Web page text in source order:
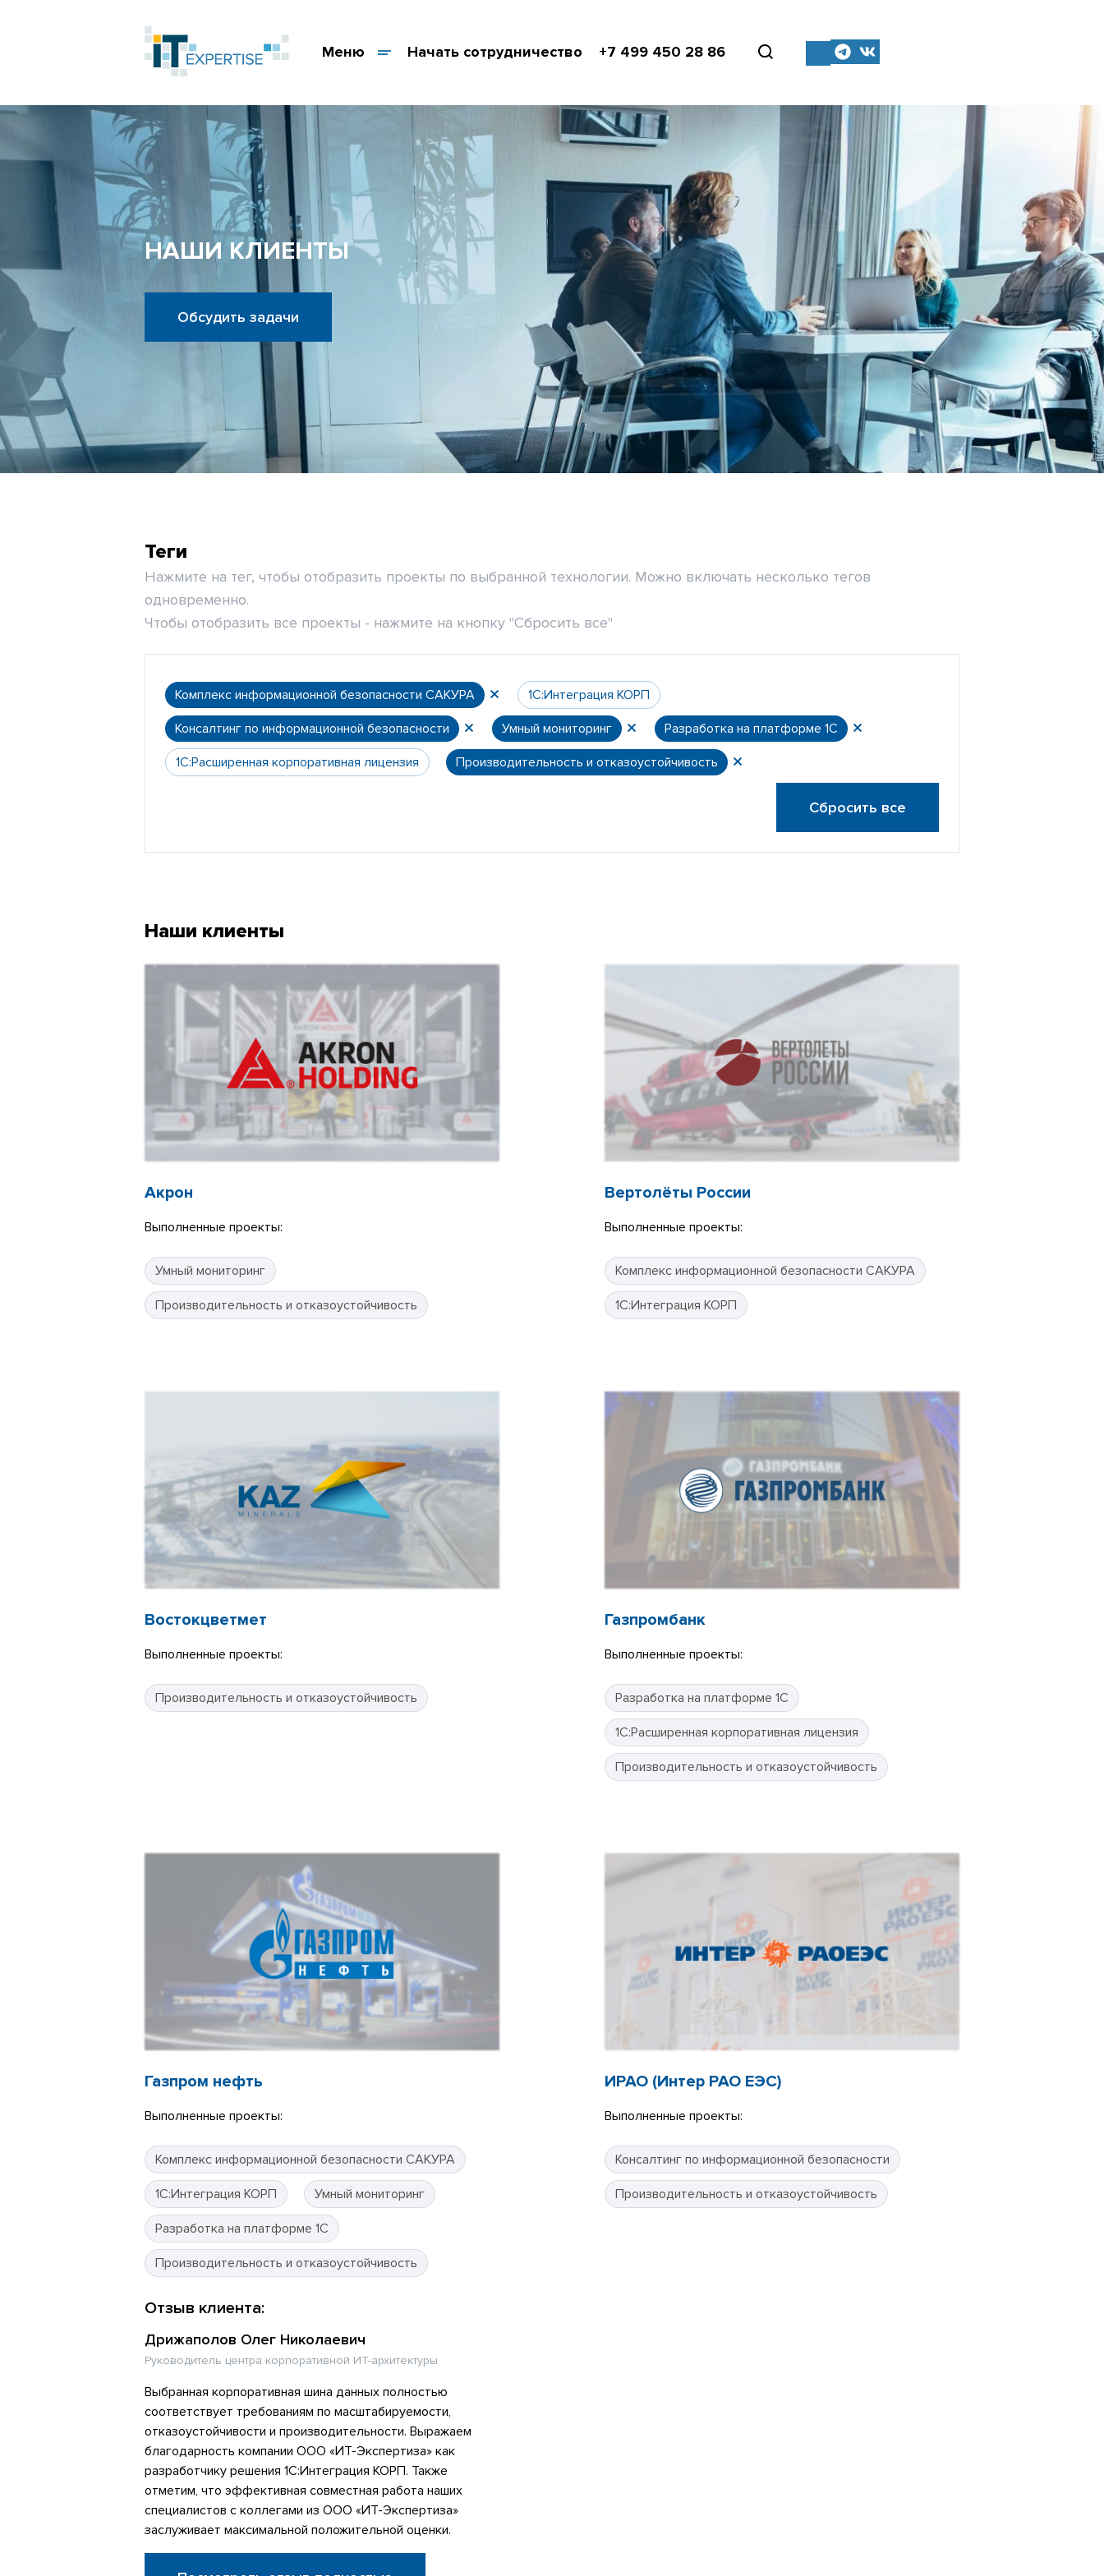
Меню Начать сотрудничество +7 499 450 28 86
НАШИ КЛИЕНТЫ
Обсудить задачи
Теги
Нажмите на тег, чтобы отобразить проекты по выбранной технологии. Можно включать несколько тегов
одновременно.
Чтобы отобразить все проекты - нажмите на кнопку "Сбросить все"
Комплекс информационной безопасности САКУРА 1С:Интеграция КОРП
Консалтинг по информационной безопасности Умный мониторинг Разработка на платформе 1С
1С:Расширенная корпоративная лицензия Производительность и отказоустойчивость
Сбросить все
Наши клиенты
Акрон
Выполненные проекты:
Умный мониторинг
Производительность и отказоустойчивость
Вертолёты России
Выполненные проекты:
Комплекс информационной безопасности САКУРА
1С:Интеграция КОРП
Востокцветмет
Выполненные проекты:
Производительность и отказоустойчивость
Газпромбанк
Выполненные проекты:
Разработка на платформе 1С
1С:Расширенная корпоративная лицензия
Производительность и отказоустойчивость
Газпром нефть
Выполненные проекты:
Комплекс информационной безопасности САКУРА
1С:Интеграция КОРП Умный мониторинг
Разработка на платформе 1С
Производительность и отказоустойчивость
Отзыв клиента:
Дрижаполов Олег Николаевич
Руководитель центра корпоративной ИТ-архитектуры
Выбранная корпоративная шина данных полностью
соответствует требованиям по масштабируемости,
отказоустойчивости и производительности. Выражаем
благодарность компании ООО «ИТ-Экспертиза» как
разработчику решения 1С:Интеграция КОРП. Также
отметим, что эффективная совместная работа наших
специалистов с коллегами из ООО «ИТ-Экспертиза»
заслуживает максимальной положительной оценки.
ИРАО (Интер РАО ЕЭС)
Выполненные проекты:
Консалтинг по информационной безопасности
Производительность и отказоустойчивость